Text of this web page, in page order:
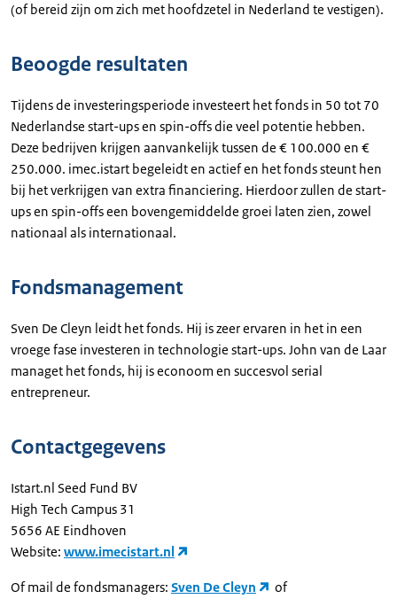
(of bereid zijn om zich met hoofdzetel in Nederland te vestigen).
Beoogde resultaten
Tijdens de investeringsperiode investeert het fonds in 50 tot 70
Nederlandse start-ups en spin-offs die veel potentie hebben.
Deze bedrijven krijgen aanvankelijk tussen de € 100.000 en €
250.000. imec.istart begeleidt en actief en het fonds steunt hen
bij het verkrijgen van extra financiering. Hierdoor zullen de start-
ups en spin-offs een bovengemiddelde groei laten zien, zowel
nationaal als internationaal.
Fondsmanagement
Sven De Cleyn leidt het fonds. Hij is zeer ervaren in het in een
vroege fase investeren in technologie start-ups. John van de Laar
managet het fonds, hij is econoom en succesvol serial
entrepreneur.
Contactgegevens
Istart.nl Seed Fund BV
High Tech Campus 31
5656 AE Eindhoven
Website: www.imecistart.nl
Of mail de fondsmanagers: Sven De Cleyn
of